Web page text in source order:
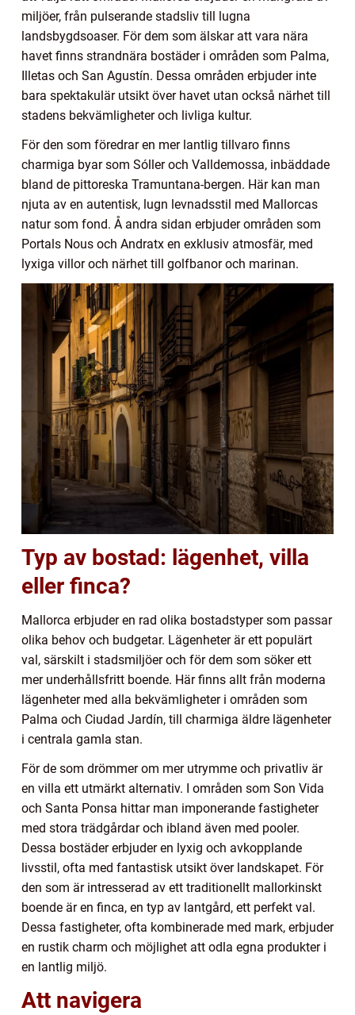
miljöer, från pulserande stadsliv till lugna
landsbygdsoaser. För dem som älskar att vara nära
havet finns strandnära bostäder i områden som Palma,
Illetas och San Agustín. Dessa områden erbjuder inte
bara spektakulär utsikt över havet utan också närhet till
stadens bekvämligheter och livliga kultur.
För den som föredrar en mer lantlig tillvaro finns
charmiga byar som Sóller och Valldemossa, inbäddade
bland de pittoreska Tramuntana-bergen. Här kan man
njuta av en autentisk, lugn levnadsstil med Mallorcas
natur som fond. Å andra sidan erbjuder områden som
Portals Nous och Andratx en exklusiv atmosfär, med
lyxiga villor och närhet till golfbanor och marinan.
Typ av bostad: lägenhet, villa
eller finca?
Mallorca erbjuder en rad olika bostadstyper som passar
olika behov och budgetar. Lägenheter är ett populärt
val, särskilt i stadsmiljöer och för dem som söker ett
mer underhållsfritt boende. Här finns allt från moderna
lägenheter med alla bekvämligheter i områden som
Palma och Ciudad Jardín, till charmiga äldre lägenheter
i centrala gamla stan.
För de som drömmer om mer utrymme och privatliv är
en villa ett utmärkt alternativ. I områden som Son Vida
och Santa Ponsa hittar man imponerande fastigheter
med stora trädgårdar och ibland även med pooler.
Dessa bostäder erbjuder en lyxig och avkopplande
livsstil, ofta med fantastisk utsikt över landskapet. För
den som är intresserad av ett traditionellt mallorkinskt
boende är en finca, en typ av lantgård, ett perfekt val.
Dessa fastigheter, ofta kombinerade med mark, erbjuder
en rustik charm och möjlighet att odla egna produkter i
en lantlig miljö.
Att navigera